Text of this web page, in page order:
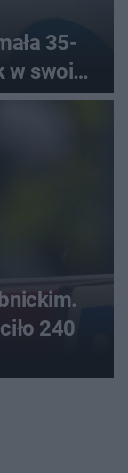
35-
w swoim
240